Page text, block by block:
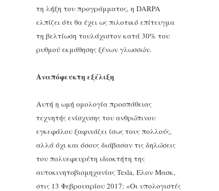
τη λήξη του προγράμματος, η DARPA
ελπίζει ότι θα έχει ως πιλοτικό επίτευγμα
τη βελτίωση τουλάχιστον κατά 30% του
ρυθμού εκμάθησης ξένων γλωσσών.
Αναπόφευκτη εξέλιξη
Αυτή η ωμή ομολογία προσπάθειας
τεχνητής ενίσχυσης του ανθρώπινου
εγκεφάλου ξαφνιάζει ίσως τους πολλούς,
αλλά όχι και όσους διάβασαν τις δηλώσεις
του πολυεφευρέτη ιδιοκτήτη της
αυτοκινητοβιομηχανίας Tesla, Ελον Μασκ,
στις 13 Φεβρουαρίου 2017: «Οι υπολογιστές